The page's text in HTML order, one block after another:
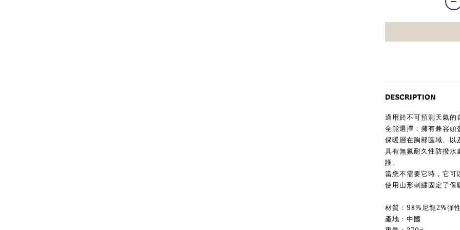
DESCRIPTION
適用於不可預測天氣的
全能選擇：擁有兼容
保暖層在胸部區域、以
具有無氟耐久性防撥水
護。
當您不需要它時，它可
使用山形刺繡固定了保
材質：98%尼龍2%彈
產地：中國